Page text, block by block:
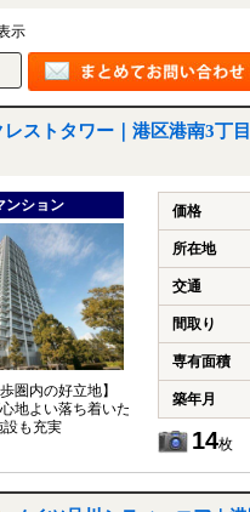
示
レストタワー｜港区港南3丁
ンション
圏内の好立地】
地よい落ち着いた
も充実
価格
所在地
交通
間取り
専有面積
築年月
14枚